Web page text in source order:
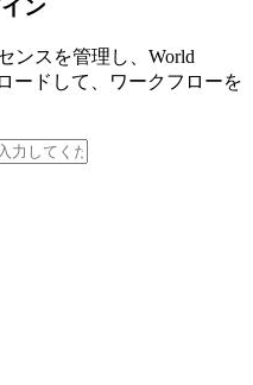
ン
ンスを管理し、World
ードして、ワークフローを